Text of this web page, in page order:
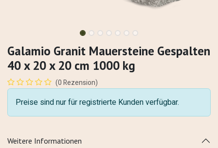
Galamio Granit Mauersteine Gespalten
40 x 20 x 20 cm 1000 kg
(0 Rezension)
Preise sind nur für registrierte Kunden verfügbar.
Weitere Informationen